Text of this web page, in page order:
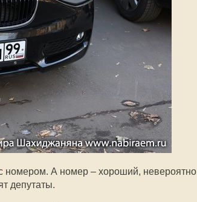
номером. А номер – хороший, невероятно
депутаты.